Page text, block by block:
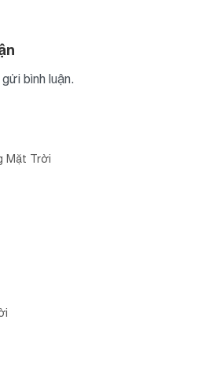
bình luận.
Mặt Trời